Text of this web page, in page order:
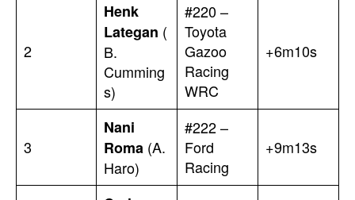
2
Henk
Lategan (
B.
Cumming
s)
#220 –
Toyota
Gazoo
Racing
WRC
+6m10s
3
Nani
Roma (A.
Haro)
#222 –
Ford
Racing
+9m13s